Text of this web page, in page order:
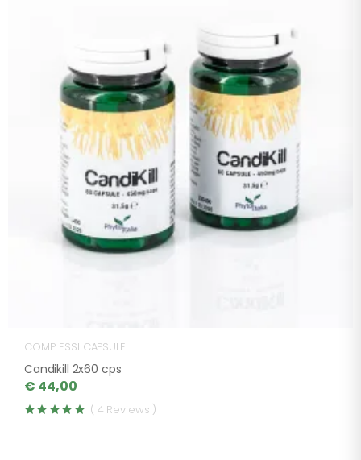
COMPLESSI CAPSULE
Candikill 2x60 cps
€ 44,00
( 4 Reviews )